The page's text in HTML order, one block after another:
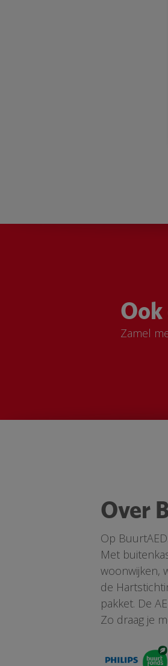
Zamel
Over
Op
Met
woonwijken,
de
pakket. De
Zo draag je